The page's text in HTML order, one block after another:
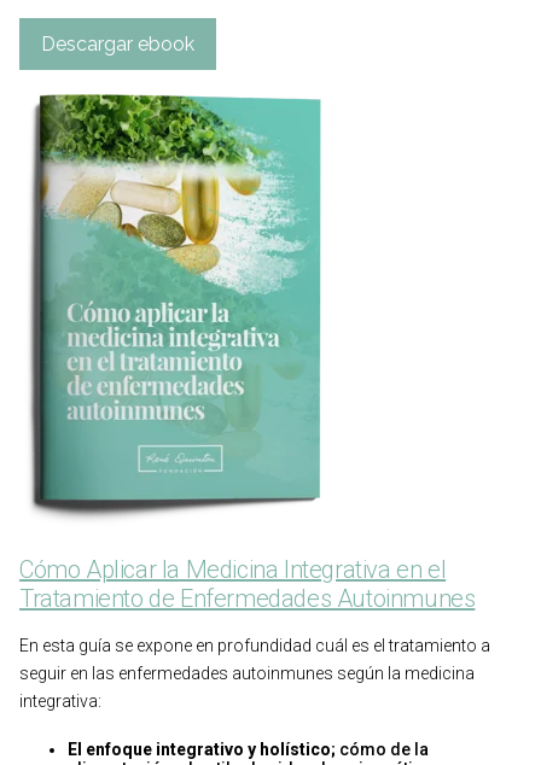
Descargar ebook
Cómo Aplicar la Medicina Integrativa en el
Tratamiento de Enfermedades Autoinmunes
En esta guía se expone en profundidad cuál es el tratamiento a
seguir en las enfermedades autoinmunes según la medicina
integrativa:
El enfoque integrativo y holístico; cómo de la